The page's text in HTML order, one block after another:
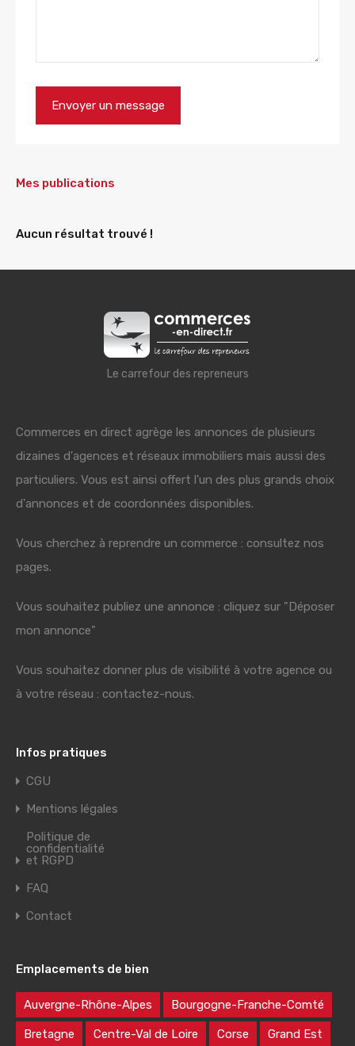
Mes publications
Aucun résultat trouvé !
Le carrefour des repreneurs
Commerces en direct agrège les annonces de plusieurs
dizaines d'agences et réseaux immobiliers mais aussi des
particuliers. Vous est ainsi offert l'un des plus grands choix
d'annonces et de coordonnées disponibles.
Vous cherchez à reprendre un commerce : consultez nos
pages.
Vous souhaitez publiez une annonce : cliquez sur "Déposer
mon annonce"
Vous souhaitez donner plus de visibilité à votre agence ou
à votre réseau : contactez-nous.
Infos pratiques
CGU
Mentions légales
Politique de
confidentialité
et RGPD
FAQ
Contact
Emplacements de bien
Auvergne-Rhône-Alpes Bourgogne-Franche-Comté
Bretagne Centre-Val de Loire Corse Grand Est